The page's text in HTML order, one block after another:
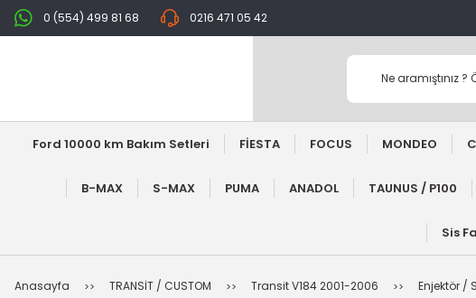
0 (554) 499 81 68 0216 471 05 42
Ford 10000 km Bakım Setleri FİESTA FOCUS MONDEO
B-MAX S-MAX PUMA ANADOL TAUNUS / P100
Sis
Anasayfa TRANSİT / CUSTOM Transit V184 2001-2006 Enjektör /